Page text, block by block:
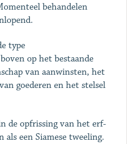
behandelen
type
op het bestaande
van aanwinsten, het
goederen en het stelsel
de opfrissing van het erf-
een Siamese tweeling.